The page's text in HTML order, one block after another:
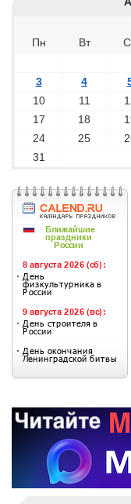
Пн
Вт
3
4
10
11
17
18
24
25
31